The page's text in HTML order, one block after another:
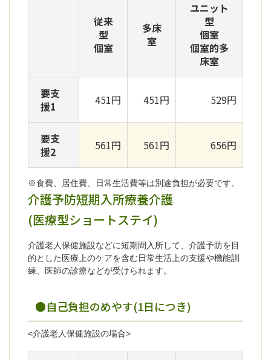
従来
型
個室
多床
室
ユニット
型
個室
個室的多
床室
要支
援1
451円 451円 529円
要支
援2
561円 561円 656円
※食費、居住費、日常生活費等は別途負担が必要です。
介護予防短期入所療養介護
(医療型ショートステイ)
介護老人保健施設などに短期間入所して、介護予防を目
的とした医療上のケアを含む日常生活上の支援や機能訓
練、医師の診療などが受けられます。
●自己負担のめやす(1日につき)
<介護老人保健施設の場合>